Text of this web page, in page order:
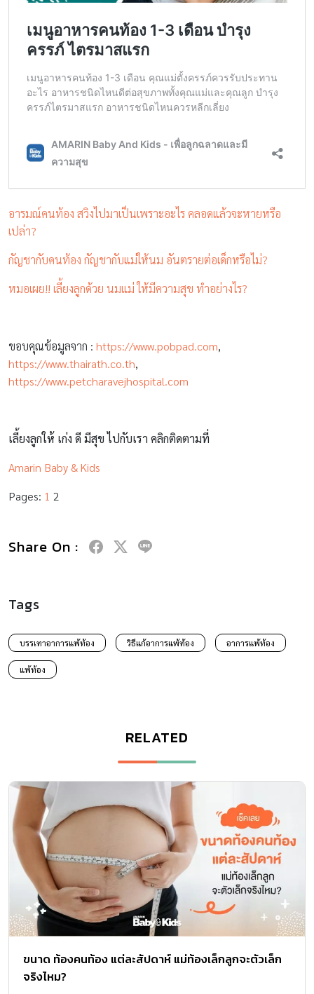
อารมณ์คนท้อง สวิงไปมาเป็นเพราะอะไร คลอดแล้วจะหายหรือ
เปล่า?
กัญชากับคนท้อง กัญชากับแม่ให้นม อันตรายต่อเด็กหรือไม่?
หมอเผย!! เลี้ยงลูกด้วย นมแม่ ให้มีความสุข ทำอย่างไร?
ขอบคุณข้อมูลจาก : https://www.pobpad.com,
https://www.thairath.co.th,
https://www.petcharavejhospital.com
เลี้ยงลูกให้ เก่ง ดี มีสุข ไปกับเรา คลิกติดตามที่
Amarin Baby & Kids
Pages: 1 2
Share On :
Tags
บรรเทาอาการแพ้ท้อง วิธีแก้อาการแพ้ท้อง อาการแพ้ท้อง
แพ้ท้อง
RELATED
ขนาด ท้องคนท้อง แต่ละสัปดาห์ แม่ท้องเล็กลูกจะตัวเล็ก
จริงไหม?